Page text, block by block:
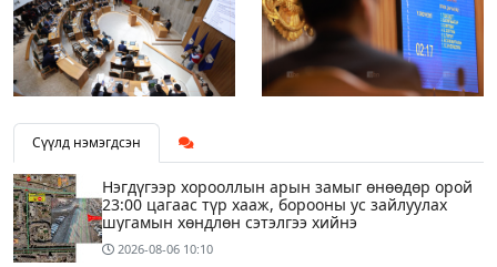
Сүүлд нэмэгдсэн
Нэгдүгээр хорооллын арын замыг өнөөдөр орой
23:00 цагаас түр хааж, борооны ус зайлуулах
шугамын хөндлөн сэтэлгээ хийнэ
2026-08-06 10:10